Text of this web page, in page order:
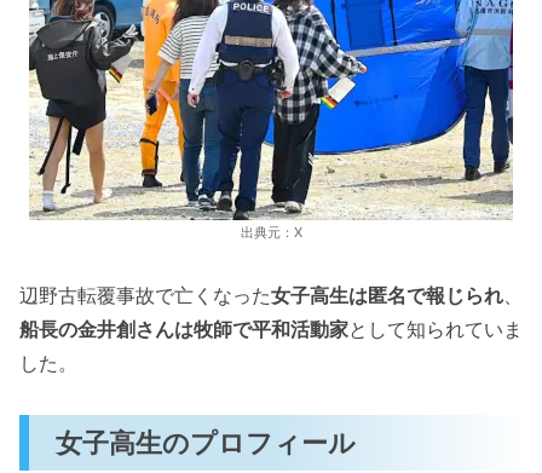
出典元：X
辺野古転覆事故で亡くなった女子高生は匿名で報じられ、
船長の金井創さんは牧師で平和活動家として知られていま
した。
女子高生のプロフィール